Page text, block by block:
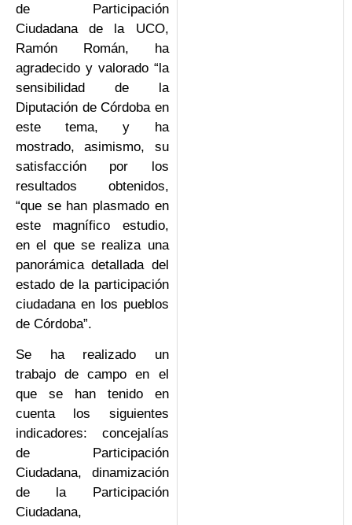
de Participación
Ciudadana de la UCO,
Ramón Román, ha
agradecido y valorado “la
sensibilidad de la
Diputación de Córdoba en
este tema, y ha
mostrado, asimismo, su
satisfacción por los
resultados obtenidos,
“que se han plasmado en
este magnífico estudio,
en el que se realiza una
panorámica detallada del
estado de la participación
ciudadana en los pueblos
de Córdoba”.
Se ha realizado un
trabajo de campo en el
que se han tenido en
cuenta los siguientes
indicadores: concejalías
de Participación
Ciudadana, dinamización
de la Participación
Ciudadana,